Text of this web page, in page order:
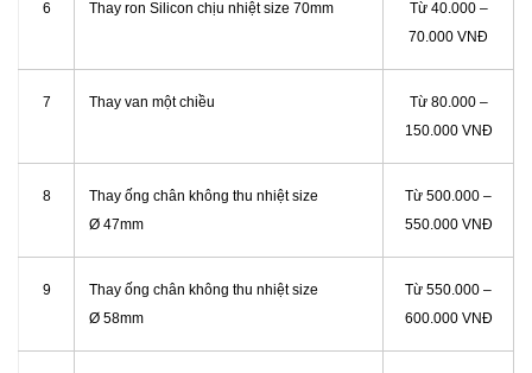
6 Thay ron Silicon chịu nhiệt size 70mm
Từ 40.000 –
70.000 VNĐ
7 Thay van một chiều
Từ 80.000 –
150.000 VNĐ
8
Thay ống chân không thu nhiệt size
Ø 47mm
Từ 500.000 –
550.000 VNĐ
9
Thay ống chân không thu nhiệt size
Ø 58mm
Từ 550.000 –
600.000 VNĐ